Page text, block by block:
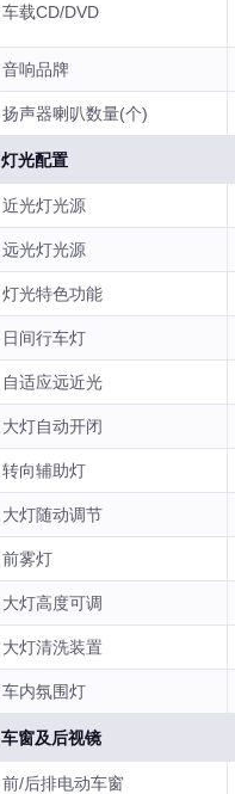
车载CD/DVD
音响品牌
扬声器喇叭数量(个)
灯光配置
近光灯光源
远光灯光源
灯光特色功能
日间行车灯
自适应远近光
大灯自动开闭
转向辅助灯
大灯随动调节
前雾灯
大灯高度可调
大灯清洗装置
车内氛围灯
车窗及后视镜
前/后排电动车窗